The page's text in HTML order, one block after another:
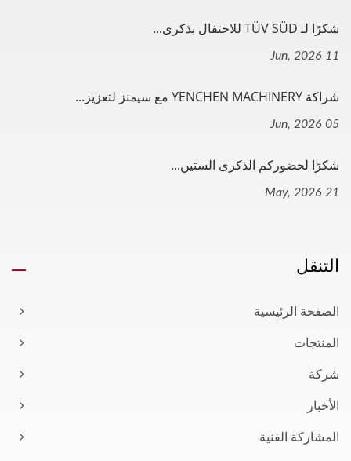
شكرًا لـ TÜV SÜD للاحتفال بذكرى...
11 Jun, 2026
شراكة YENCHEN MACHINERY مع سيمنز لتعزيز...
05 Jun, 2026
شكرًا لحضوركم الذكرى الستين...
21 May, 2026
التنقل
الصفحة الرئيسية
المنتجات
شركة
الأخبار
المشاركة الفنية